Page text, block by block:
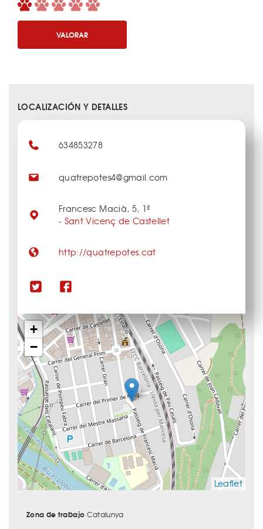
VALORAR
LOCALIZACIÓN Y DETALLES
+
−
Leaflet
634853278
quatrepotes4@gmail.com
Francesc Macià, 5, 1º
- Sant Vicenç de Castellet
http://quatrepotes.cat
Zona de trabajo Catalunya